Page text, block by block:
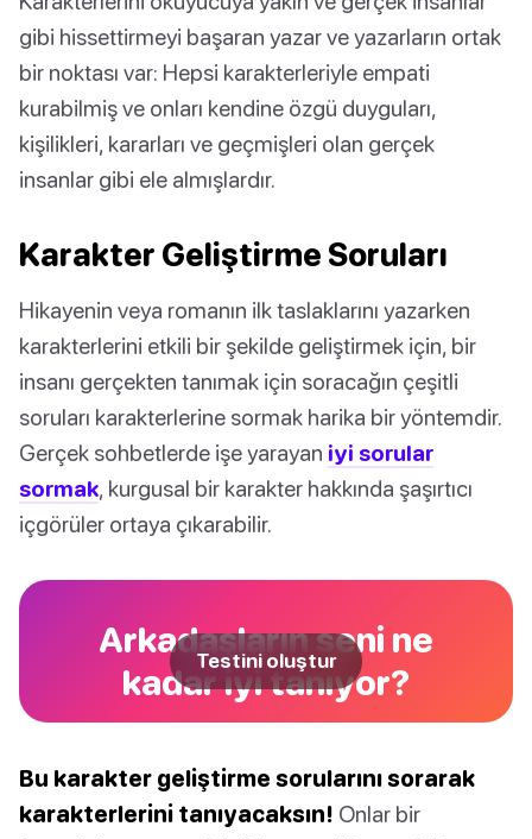
gibi hissettirmeyi başaran yazar ve yazarların ortak
bir noktası var: Hepsi karakterleriyle empati
kurabilmiş ve onları kendine özgü duyguları,
kişilikleri, kararları ve geçmişleri olan gerçek
insanlar gibi ele almışlardır.
Karakter Geliştirme Soruları
Hikayenin veya romanın ilk taslaklarını yazarken
karakterlerini etkili bir şekilde geliştirmek için, bir
insanı gerçekten tanımak için soracağın çeşitli
soruları karakterlerine sormak harika bir yöntemdir.
Gerçek sohbetlerde işe yarayan iyi sorular
sormak, kurgusal bir karakter hakkında şaşırtıcı
içgörüler ortaya çıkarabilir.
Arkadaşların seni ne
kadar iyi tanıyor?
Testini oluştur
Bu karakter geliştirme sorularını sorarak
karakterlerini tanıyacaksın! Onlar bir